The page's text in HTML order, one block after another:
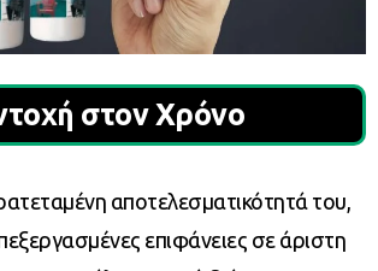
στον Χρόνο
αποτελεσματικότητά του,
επιφάνειες σε άριστη